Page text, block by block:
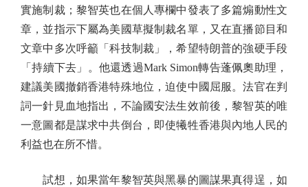
實施制裁；黎智英也在個人專欄中發表了多篇煽動性文
章，並指示下屬為美國草擬制裁名單，又在直播節目和
文章中多次呼籲「科技制裁」，希望特朗普的強硬手段
「持續下去」。他還透過Mark Simon轉告蓬佩奧助理，
建議美國撤銷香港特殊地位，迫使中國屈服。法官在判
詞一針見血地指出，不論國安法生效前後，黎智英的唯
一意圖都是謀求中共倒台，即使犧牲香港與內地人民的
利益也在所不惜。
試想，如果當年黎智英與黑暴的圖謀果真得逞，如